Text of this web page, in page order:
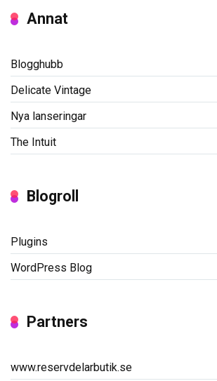
Annat
Blogghubb
Delicate Vintage
Nya lanseringar
The Intuit
Blogroll
Plugins
WordPress Blog
Partners
www.reservdelarbutik.se